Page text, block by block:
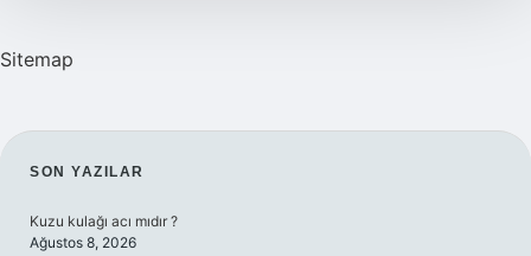
Sitemap
SIDEBAR
SON YAZILAR
Kuzu kulağı acı mıdır ?
Ağustos 8, 2026